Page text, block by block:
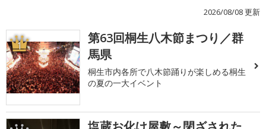
2026/08/08 更新
1
第63回桐生八木節まつり／群
馬県
桐生市内各所で八木節踊りが楽しめる桐生
の夏の一大イベント